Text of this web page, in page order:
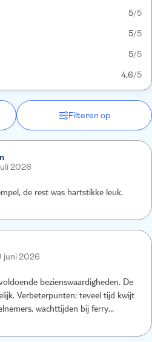
5/5
5/5
5/5
4,6/5
Filteren op
2026
de rest was hartstikke leuk.
juni 2026
bezienswaardigheden. De
Verbeterpunten: teveel tijd kwijt
wachttijden bij ferry
erg groot detail bij het
daar de aandacht van veel